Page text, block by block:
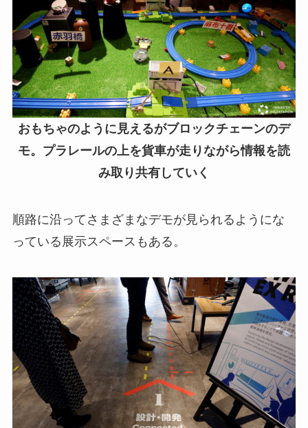
おもちゃのように見えるがブロックチェーンのデ
モ。プラレールの上を貨車が走りながら情報を読
み取り共有していく
順路に沿ってさまざまなデモが見られるようにな
っている展示スペースもある。